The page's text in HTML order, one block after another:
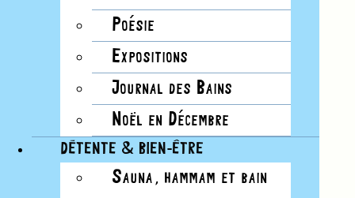
Poésie
Expositions
Journal des Bains
Noël en Décembre
DÉTENTE & BIEN-ÊTRE
Sauna, hammam et bain